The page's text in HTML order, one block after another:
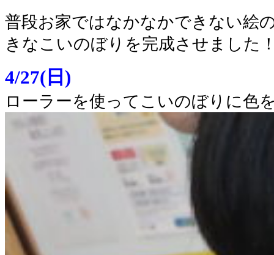
普段お家ではなかなかできない絵
きなこいのぼりを完成させました
4/27(日)
ローラーを使ってこいのぼりに色